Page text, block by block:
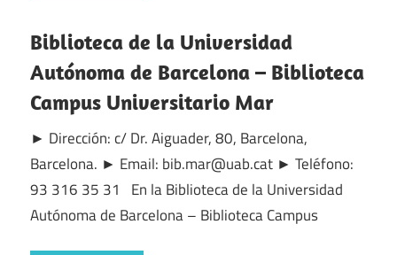
Biblioteca de la Universidad
Autónoma de Barcelona – Biblioteca
Campus Universitario Mar
► Dirección: c/ Dr. Aiguader, 80, Barcelona,
Barcelona. ► Email: bib.mar@uab.cat ► Teléfono:
93 316 35 31 En la Biblioteca de la Universidad
Autónoma de Barcelona – Biblioteca Campus